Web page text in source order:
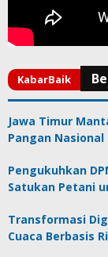
Jawa Timur
Pangan Nasional
Pengukuhkan
Satukan Petani
Transformasi
Cuaca Berbasis